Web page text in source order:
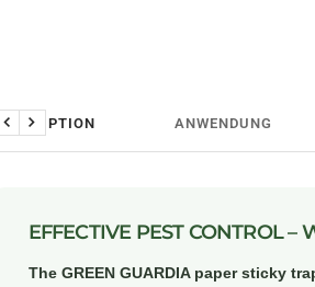
DESCRIPTION ANWENDUNG
Previous
Next
EFFECTIVE PEST CONTROL –
The GREEN GUARDIA paper sticky